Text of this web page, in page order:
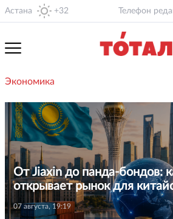
Астана +32 Телефон
Экономика
От Jiaxin до панда-бондов:
открывает рынок для
07 августа, 19:19